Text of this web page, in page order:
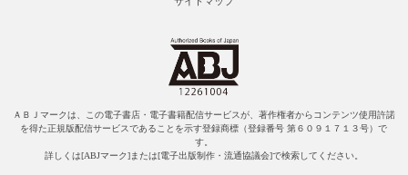
ＡＢＪマークは、この電子書店・電子書籍配信サービスが、著作権者からコンテンツ使用許諾
を得た正規版配信サービスであることを示す登録商標（登録番号 第６０９１７１３号）で
す。
詳しくは[ABJマーク]または[電子出版制作・流通協議会]で検索してください。